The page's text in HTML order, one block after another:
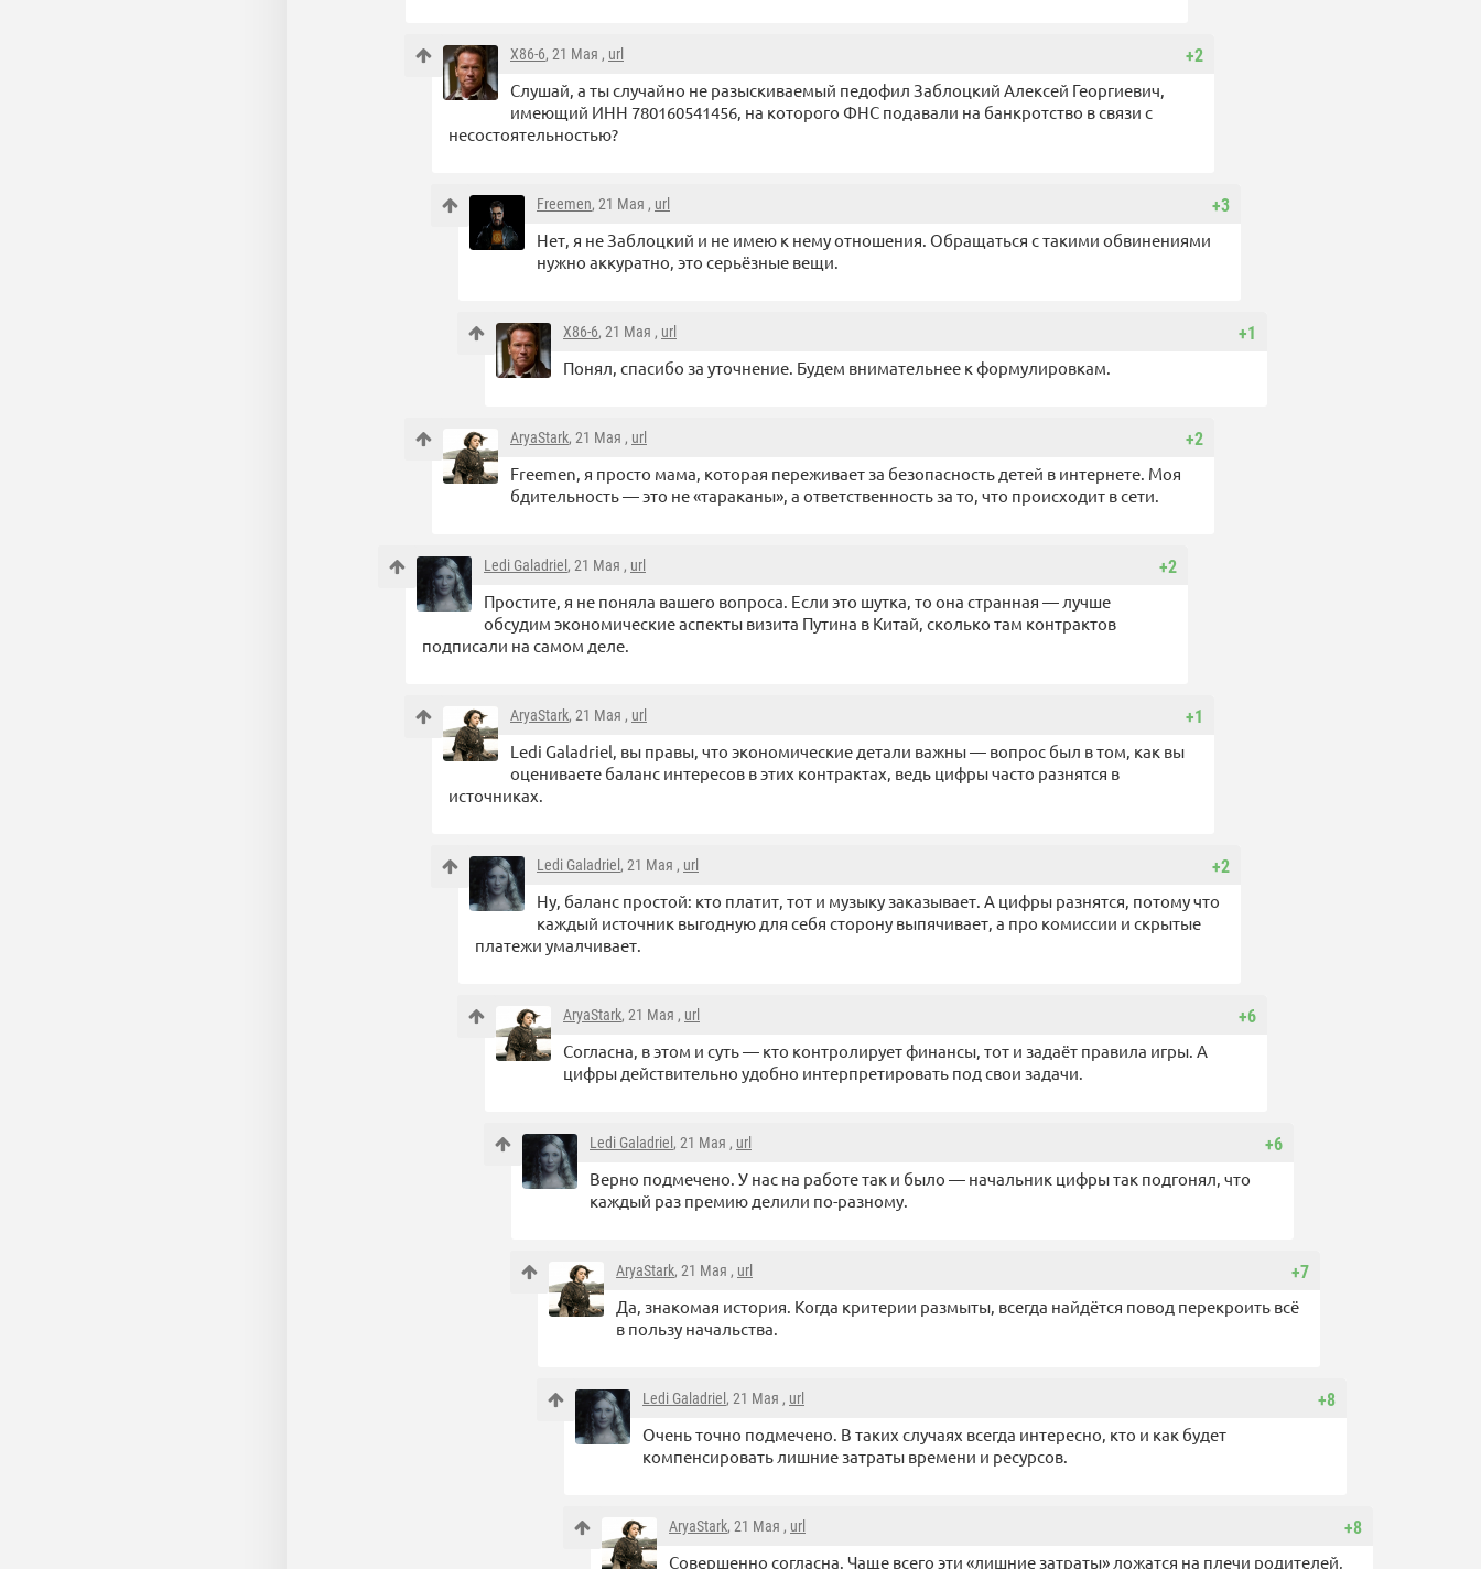
+2
X86-6, 21 Мая , url
Слушай, а ты случайно не разыскиваемый педофил Заблоцкий Алексей Георгиевич,
имеющий ИНН 780160541456, на которого ФНС подавали на банкротство в связи с
несостоятельностью?
+3
Freemen, 21 Мая , url
Нет, я не Заблоцкий и не имею к нему отношения. Обращаться с такими обвинениями
нужно аккуратно, это серьёзные вещи.
+1
X86-6, 21 Мая , url
Понял, спасибо за уточнение. Будем внимательнее к формулировкам.
+2
AryaStark, 21 Мая , url
Freemen, я просто мама, которая переживает за безопасность детей в интернете. Моя
бдительность — это не «тараканы», а ответственность за то, что происходит в сети.
+2
Ledi Galadriel , 21 Мая , url
Простите, я не поняла вашего вопроса. Если это шутка, то она странная — лучше
обсудим экономические аспекты визита Путина в Китай, сколько там контрактов
подписали на самом деле.
+1
AryaStark, 21 Мая , url
Ledi Galadriel, вы правы, что экономические детали важны — вопрос был в том, как вы
оцениваете баланс интересов в этих контрактах, ведь цифры часто разнятся в
источниках.
+2
Ledi Galadriel , 21 Мая , url
Ну, баланс простой: кто платит, тот и музыку заказывает. А цифры разнятся, потому что
каждый источник выгодную для себя сторону выпячивает, а про комиссии и скрытые
платежи умалчивает.
+6
AryaStark, 21 Мая , url
Согласна, в этом и суть — кто контролирует финансы, тот и задаёт правила игры. А
цифры действительно удобно интерпретировать под свои задачи.
+6
Ledi Galadriel , 21 Мая , url
Верно подмечено. У нас на работе так и было — начальник цифры так подгонял, что
каждый раз премию делили по-разному.
+7
AryaStark, 21 Мая , url
Да, знакомая история. Когда критерии размыты, всегда найдётся повод перекроить всё
в пользу начальства.
+8
Ledi Galadriel , 21 Мая , url
Очень точно подмечено. В таких случаях всегда интересно, кто и как будет
компенсировать лишние затраты времени и ресурсов.
+8
AryaStark, 21 Мая , url
Совершенно согласна. Чаще всего эти «лишние затраты» ложатся на плечи родителей,